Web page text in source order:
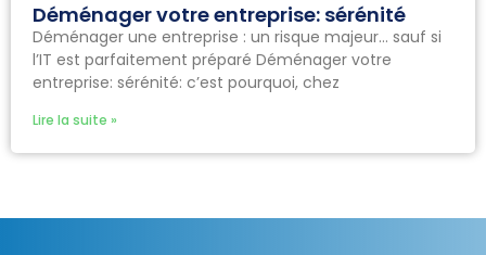
Déménager votre entreprise: sérénité
Déménager une entreprise : un risque majeur… sauf si
l’IT est parfaitement préparé Déménager votre
entreprise: sérénité: c’est pourquoi, chez
Lire la suite »